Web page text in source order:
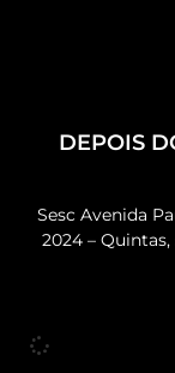
DEPOIS
Sesc Avenida
2024 –